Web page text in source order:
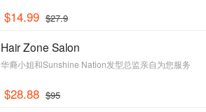
$14.99 $27.9
Hair Zone Salon
华裔小姐和Sunshine Nation发型总监亲自为您服务
$28.88 $95